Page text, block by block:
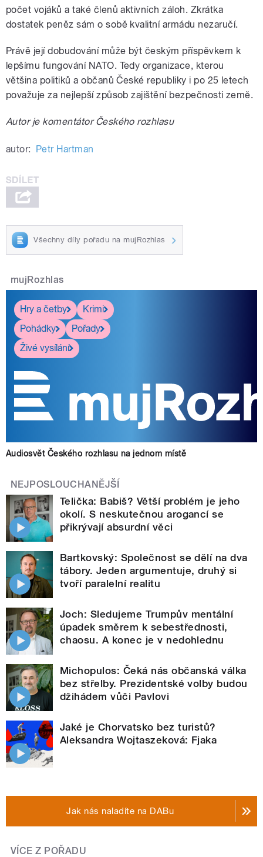
počet vojáků a také členů aktivních záloh. Zkrátka
dostatek peněz sám o sobě kvalitní armádu nezaručí.
Právě její dobudování může být českým příspěvkem k
lepšímu fungování NATO. Tedy organizace, kterou
většina politiků a občanů České republiky i po 25 letech
považuje za nejlepší způsob zajištění bezpečnosti země.
Autor je komentátor Českého rozhlasu
autor: Petr Hartman
Všechny díly pořadu na mujRozhlas
mujRozhlas
Hry a četby
Krimi
Pohádky
Pořady
Živé vysílání
Audiosvět Českého rozhlasu na jednom místě
NEJPOSLOUCHANĚJŠÍ
Telička: Babiš? Větší problém je jeho
okolí. S neskutečnou arogancí se
přikrývají absurdní věci
Bartkovský: Společnost se dělí na dva
tábory. Jeden argumentuje, druhý si
tvoří paralelní realitu
Joch: Sledujeme Trumpův mentální
úpadek směrem k sebestřednosti,
chaosu. A konec je v nedohlednu
Michopulos: Čeká nás občanská válka
bez střelby. Prezidentské volby budou
džihádem vůči Pavlovi
Jaké je Chorvatsko bez turistů?
Aleksandra Wojtaszeková: Fjaka
Jak nás naladíte na DABu
VÍCE Z POŘADU